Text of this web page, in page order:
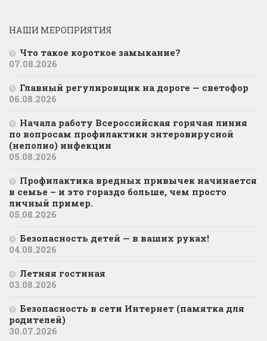
НАШИ МЕРОПРИЯТИЯ
Что такое короткое замыкание?
07.08.2026
Главный регулировщик на дороге — светофор
06.08.2026
Начала работу Всероссийская горячая линия
по вопросам профилактики энтеровирусной
(неполио) инфекции
05.08.2026
Профилактика вредных привычек начинается
в семье – и это гораздо больше, чем просто
личный пример.
05.08.2026
Безопасность детей — в ваших руках!
04.08.2026
Летняя гостиная
03.08.2026
Безопасность в сети Интернет (памятка для
родителей)
30.07.2026